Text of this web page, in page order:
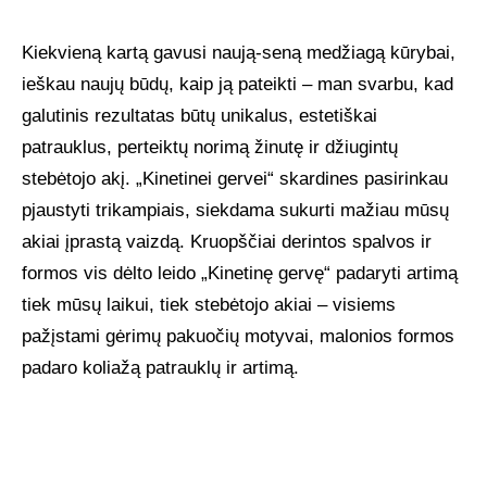
Kiekvieną kartą gavusi naują-seną medžiagą kūrybai,
ieškau naujų būdų, kaip ją pateikti – man svarbu, kad
galutinis rezultatas būtų unikalus, estetiškai
patrauklus, perteiktų norimą žinutę ir džiugintų
stebėtojo akį. „Kinetinei gervei“ skardines pasirinkau
pjaustyti trikampiais, siekdama sukurti mažiau mūsų
akiai įprastą vaizdą. Kruopščiai derintos spalvos ir
formos vis dėlto leido „Kinetinę gervę“ padaryti artimą
tiek mūsų laikui, tiek stebėtojo akiai – visiems
pažįstami gėrimų pakuočių motyvai, malonios formos
padaro koliažą patrauklų ir artimą.